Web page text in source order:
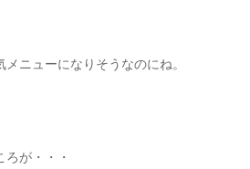
ニューになりそうなのにね。
が・・・